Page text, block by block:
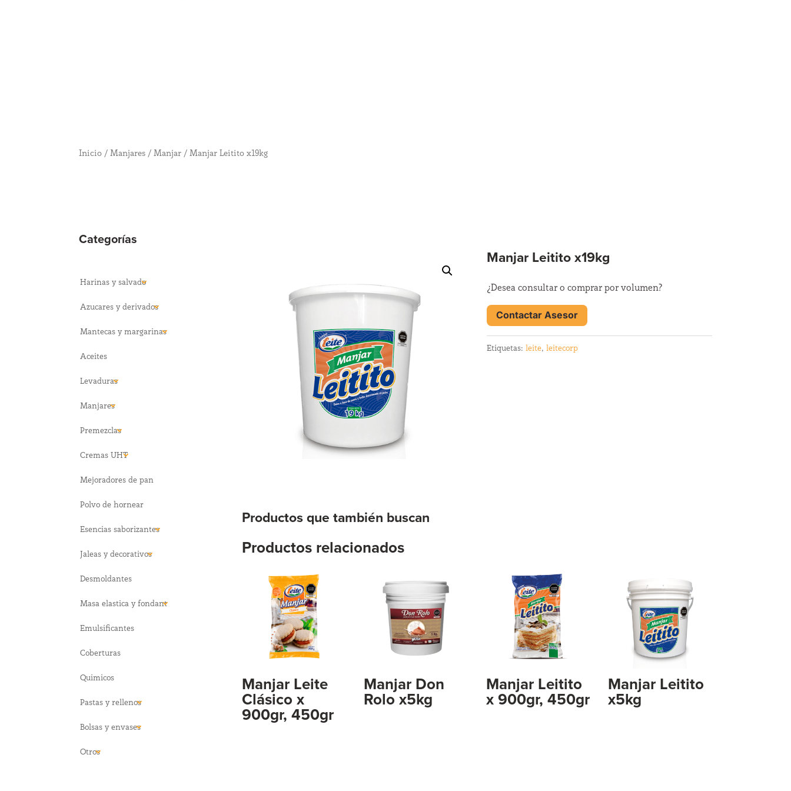
Inicio / Manjares / Manjar / Manjar Leitito x19kg
Categorías
Harinas y salvado
Azucares y derivados
Mantecas y margarinas
Aceites
Levaduras
Manjares
Premezclas
Cremas UHT
Mejoradores de pan
Polvo de hornear
Esencias saborizantes
Jaleas y decorativos
Desmoldantes
Masa elastica y fondant
Emulsificantes
Coberturas
Quimicos
Pastas y rellenos
Bolsas y envases
Otros
Manjar Leitito x19kg
¿Desea consultar o comprar por volumen?
Contactar Asesor
Etiquetas: leite, leitecorp
Productos que también buscan
Productos relacionados
Manjar Leite
Clásico x
900gr, 450gr
Manjar Don
Rolo x5kg
Manjar Leitito
x 900gr, 450gr
Manjar Leitito
x5kg